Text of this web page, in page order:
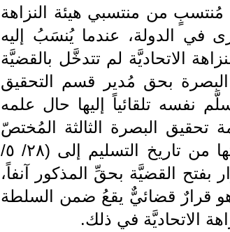
مُنتسبٍ من منتسبي هيئة النزاهة
في الدولة، عندما يُنسَبُ إليه
الاتحاديَّة لم تتدخَّل بالقضيَّة
البصرة بحق مُدير قسم التحقيق
نفسه تلقائياً إليها حال علمه
البصرة الثالثة المُختصّ
بنظر قضايا الأمن الوطني، وقراره بتوقيفه على ذمَّتها من تاريخ التسليم إلى (٢٨/ ٥/
بفتح القضيَّة بحقِّ المذكور آنفاً،
قرارٌ قضائيٌّ يقعُ ضمن السلطة
الاتحاديَّة في ذلك.